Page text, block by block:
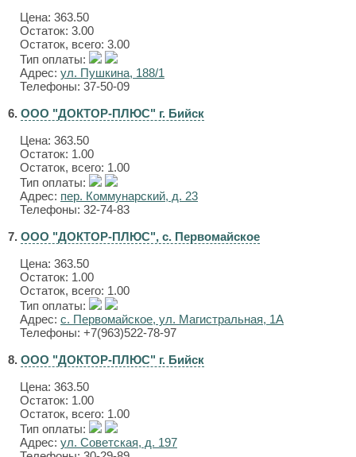
Цена: 363.50
Остаток: 3.00
Остаток, всего: 3.00
Тип оплаты:
Адрес: ул. Пушкина, 188/1
Телефоны: 37-50-09
6. ООО "ДОКТОР-ПЛЮС" г. Бийск
Цена: 363.50
Остаток: 1.00
Остаток, всего: 1.00
Тип оплаты:
Адрес: пер. Коммунарский, д. 23
Телефоны: 32-74-83
7. ООО "ДОКТОР-ПЛЮС", с. Первомайское
Цена: 363.50
Остаток: 1.00
Остаток, всего: 1.00
Тип оплаты:
Адрес: с. Первомайское, ул. Магистральная, 1А
Телефоны: +7(963)522-78-97
8. ООО "ДОКТОР-ПЛЮС" г. Бийск
Цена: 363.50
Остаток: 1.00
Остаток, всего: 1.00
Тип оплаты:
Адрес: ул. Советская, д. 197